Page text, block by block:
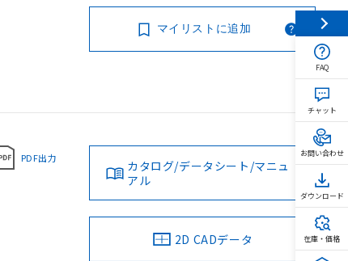
マイリストに追加
PDF出力
カタログ/データシート/マニュ
アル
2D CADデータ
FAQ
チャット
お問い合わせ
ダウンロード
在庫・価格